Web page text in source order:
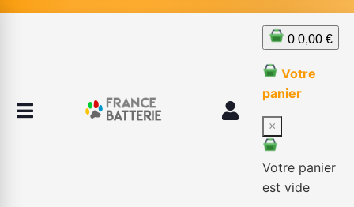
0 0,00 €
Votre
panier
×
Votre panier
est vide